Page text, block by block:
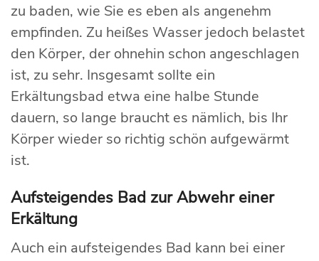
zu baden, wie Sie es eben als angenehm
empfinden. Zu heißes Wasser jedoch belastet
den Körper, der ohnehin schon angeschlagen
ist, zu sehr. Insgesamt sollte ein
Erkältungsbad etwa eine halbe Stunde
dauern, so lange braucht es nämlich, bis Ihr
Körper wieder so richtig schön aufgewärmt
ist.
Aufsteigendes Bad zur Abwehr einer
Erkältung
Auch ein aufsteigendes Bad kann bei einer